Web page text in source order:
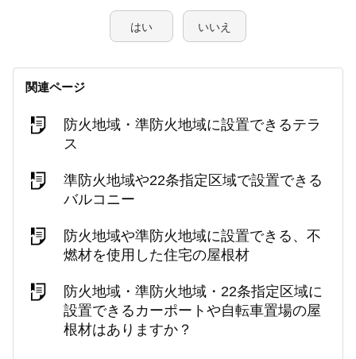
はい いいえ
関連ページ
防火地域・準防火地域に設置できるテラ
ス
準防火地域や22条指定区域で設置できる
バルコニー
防火地域や準防火地域に設置できる、不
燃材を使用した住宅の屋根材
防火地域・準防火地域・22条指定区域に
設置できるカーポートや自転車置場の屋
根材はありますか？